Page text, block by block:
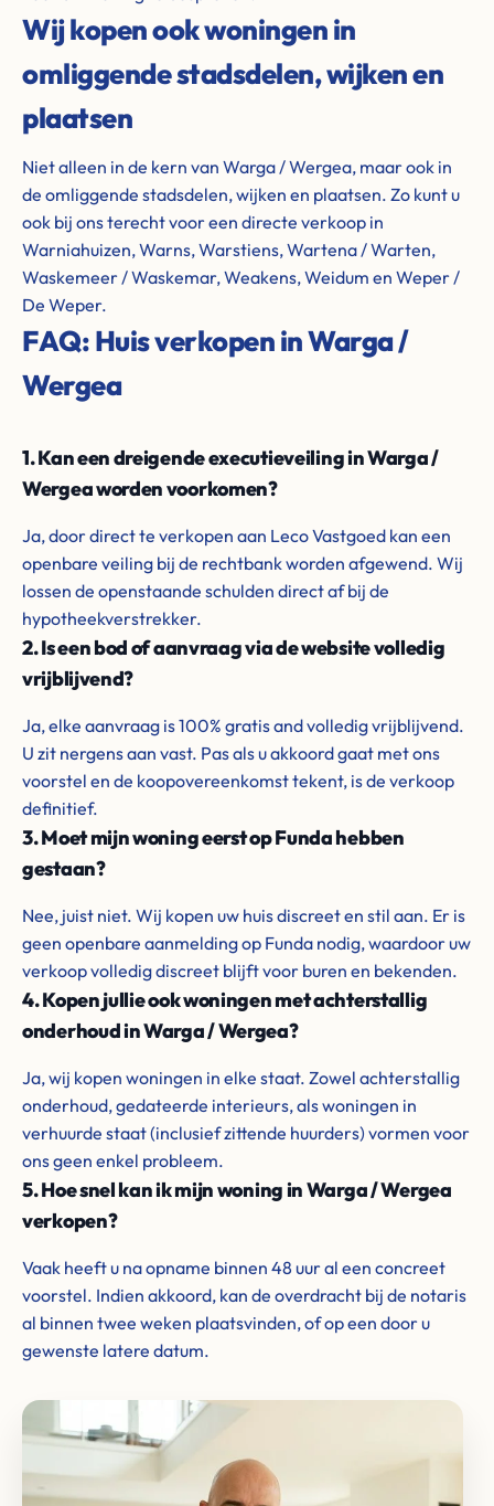
Wij kopen ook woningen in
omliggende stadsdelen, wijken en
plaatsen
Niet alleen in de kern van Warga / Wergea, maar ook in
de omliggende stadsdelen, wijken en plaatsen. Zo kunt u
ook bij ons terecht voor een directe verkoop in
Warniahuizen, Warns, Warstiens, Wartena / Warten,
Waskemeer / Waskemar, Weakens, Weidum en Weper /
De Weper.
FAQ: Huis verkopen in Warga /
Wergea
1. Kan een dreigende executieveiling in Warga /
Wergea worden voorkomen?
Ja, door direct te verkopen aan Leco Vastgoed kan een
openbare veiling bij de rechtbank worden afgewend. Wij
lossen de openstaande schulden direct af bij de
hypotheekverstrekker.
2. Is een bod of aanvraag via de website volledig
vrijblijvend?
Ja, elke aanvraag is 100% gratis and volledig vrijblijvend.
U zit nergens aan vast. Pas als u akkoord gaat met ons
voorstel en de koopovereenkomst tekent, is de verkoop
definitief.
3. Moet mijn woning eerst op Funda hebben
gestaan?
Nee, juist niet. Wij kopen uw huis discreet en stil aan. Er is
geen openbare aanmelding op Funda nodig, waardoor uw
verkoop volledig discreet blijft voor buren en bekenden.
4. Kopen jullie ook woningen met achterstallig
onderhoud in Warga / Wergea?
Ja, wij kopen woningen in elke staat. Zowel achterstallig
onderhoud, gedateerde interieurs, als woningen in
verhuurde staat (inclusief zittende huurders) vormen voor
ons geen enkel probleem.
5. Hoe snel kan ik mijn woning in Warga / Wergea
verkopen?
Vaak heeft u na opname binnen 48 uur al een concreet
voorstel. Indien akkoord, kan de overdracht bij de notaris
al binnen twee weken plaatsvinden, of op een door u
gewenste latere datum.